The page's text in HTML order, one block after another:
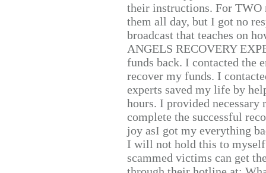
their instructions. For TWO
them all day, but I got no
broadcast that teaches on
ANGELS RECOVERY
funds back. I contacted the
recover my funds. I
experts saved my life by
hours. I provided
complete the successful
joy asI got my everything
I will not hold this to
scammed victims can get